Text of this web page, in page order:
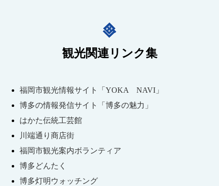
観光関連リンク集
福岡市観光情報サイト「YOKA NAVI」
博多の情報発信サイト「博多の魅力」
はかた伝統工芸館
川端通り商店街
福岡市観光案内ボランティア
博多どんたく
博多灯明ウォッチング